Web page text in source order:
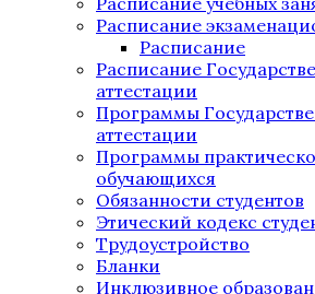
Расписание
Расписание
Расписание
аттестации
Программы
аттестации
Программы
обучающихся
Обязанности студентов
Этический кодекс
Трудоустройство
Бланки
Инклюзивное